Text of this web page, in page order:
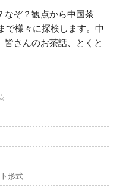
なぞ？観点から中国茶
で様々に探検します。中
さんのお茶話、とくと
形式